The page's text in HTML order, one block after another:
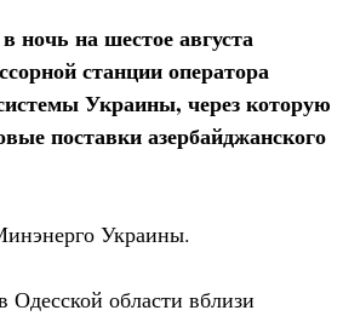
ночь на шестое августа
станции оператора
Украины, через которую
поставки азербайджанского
Украины.
Одесской области вблизи